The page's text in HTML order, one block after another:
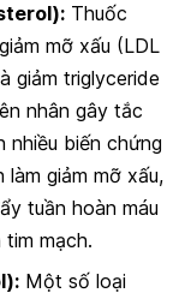
Thuốc
mỡ xấu (LDL
giảm triglyceride
nhân gây tắc
nhiều biến chứng
làm giảm mỡ xấu,
tuần hoàn máu
mạch.
): Một số loại